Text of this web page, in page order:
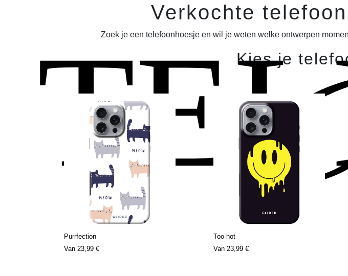
Verkochte
Zoek je een telefoonhoesje en wil je weten welke ontwerpen
Kies je
Purrfection
Van 23,99 €
Too hot
Van 23,99 €